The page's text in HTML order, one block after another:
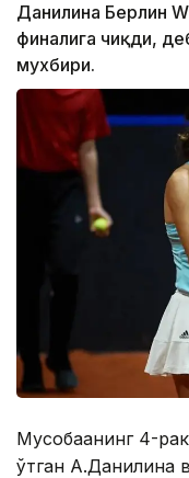
Данилина Берлин
финалига чиқди,
мухбири.
Мусобақанинг 4-
ўтган А.Данилина